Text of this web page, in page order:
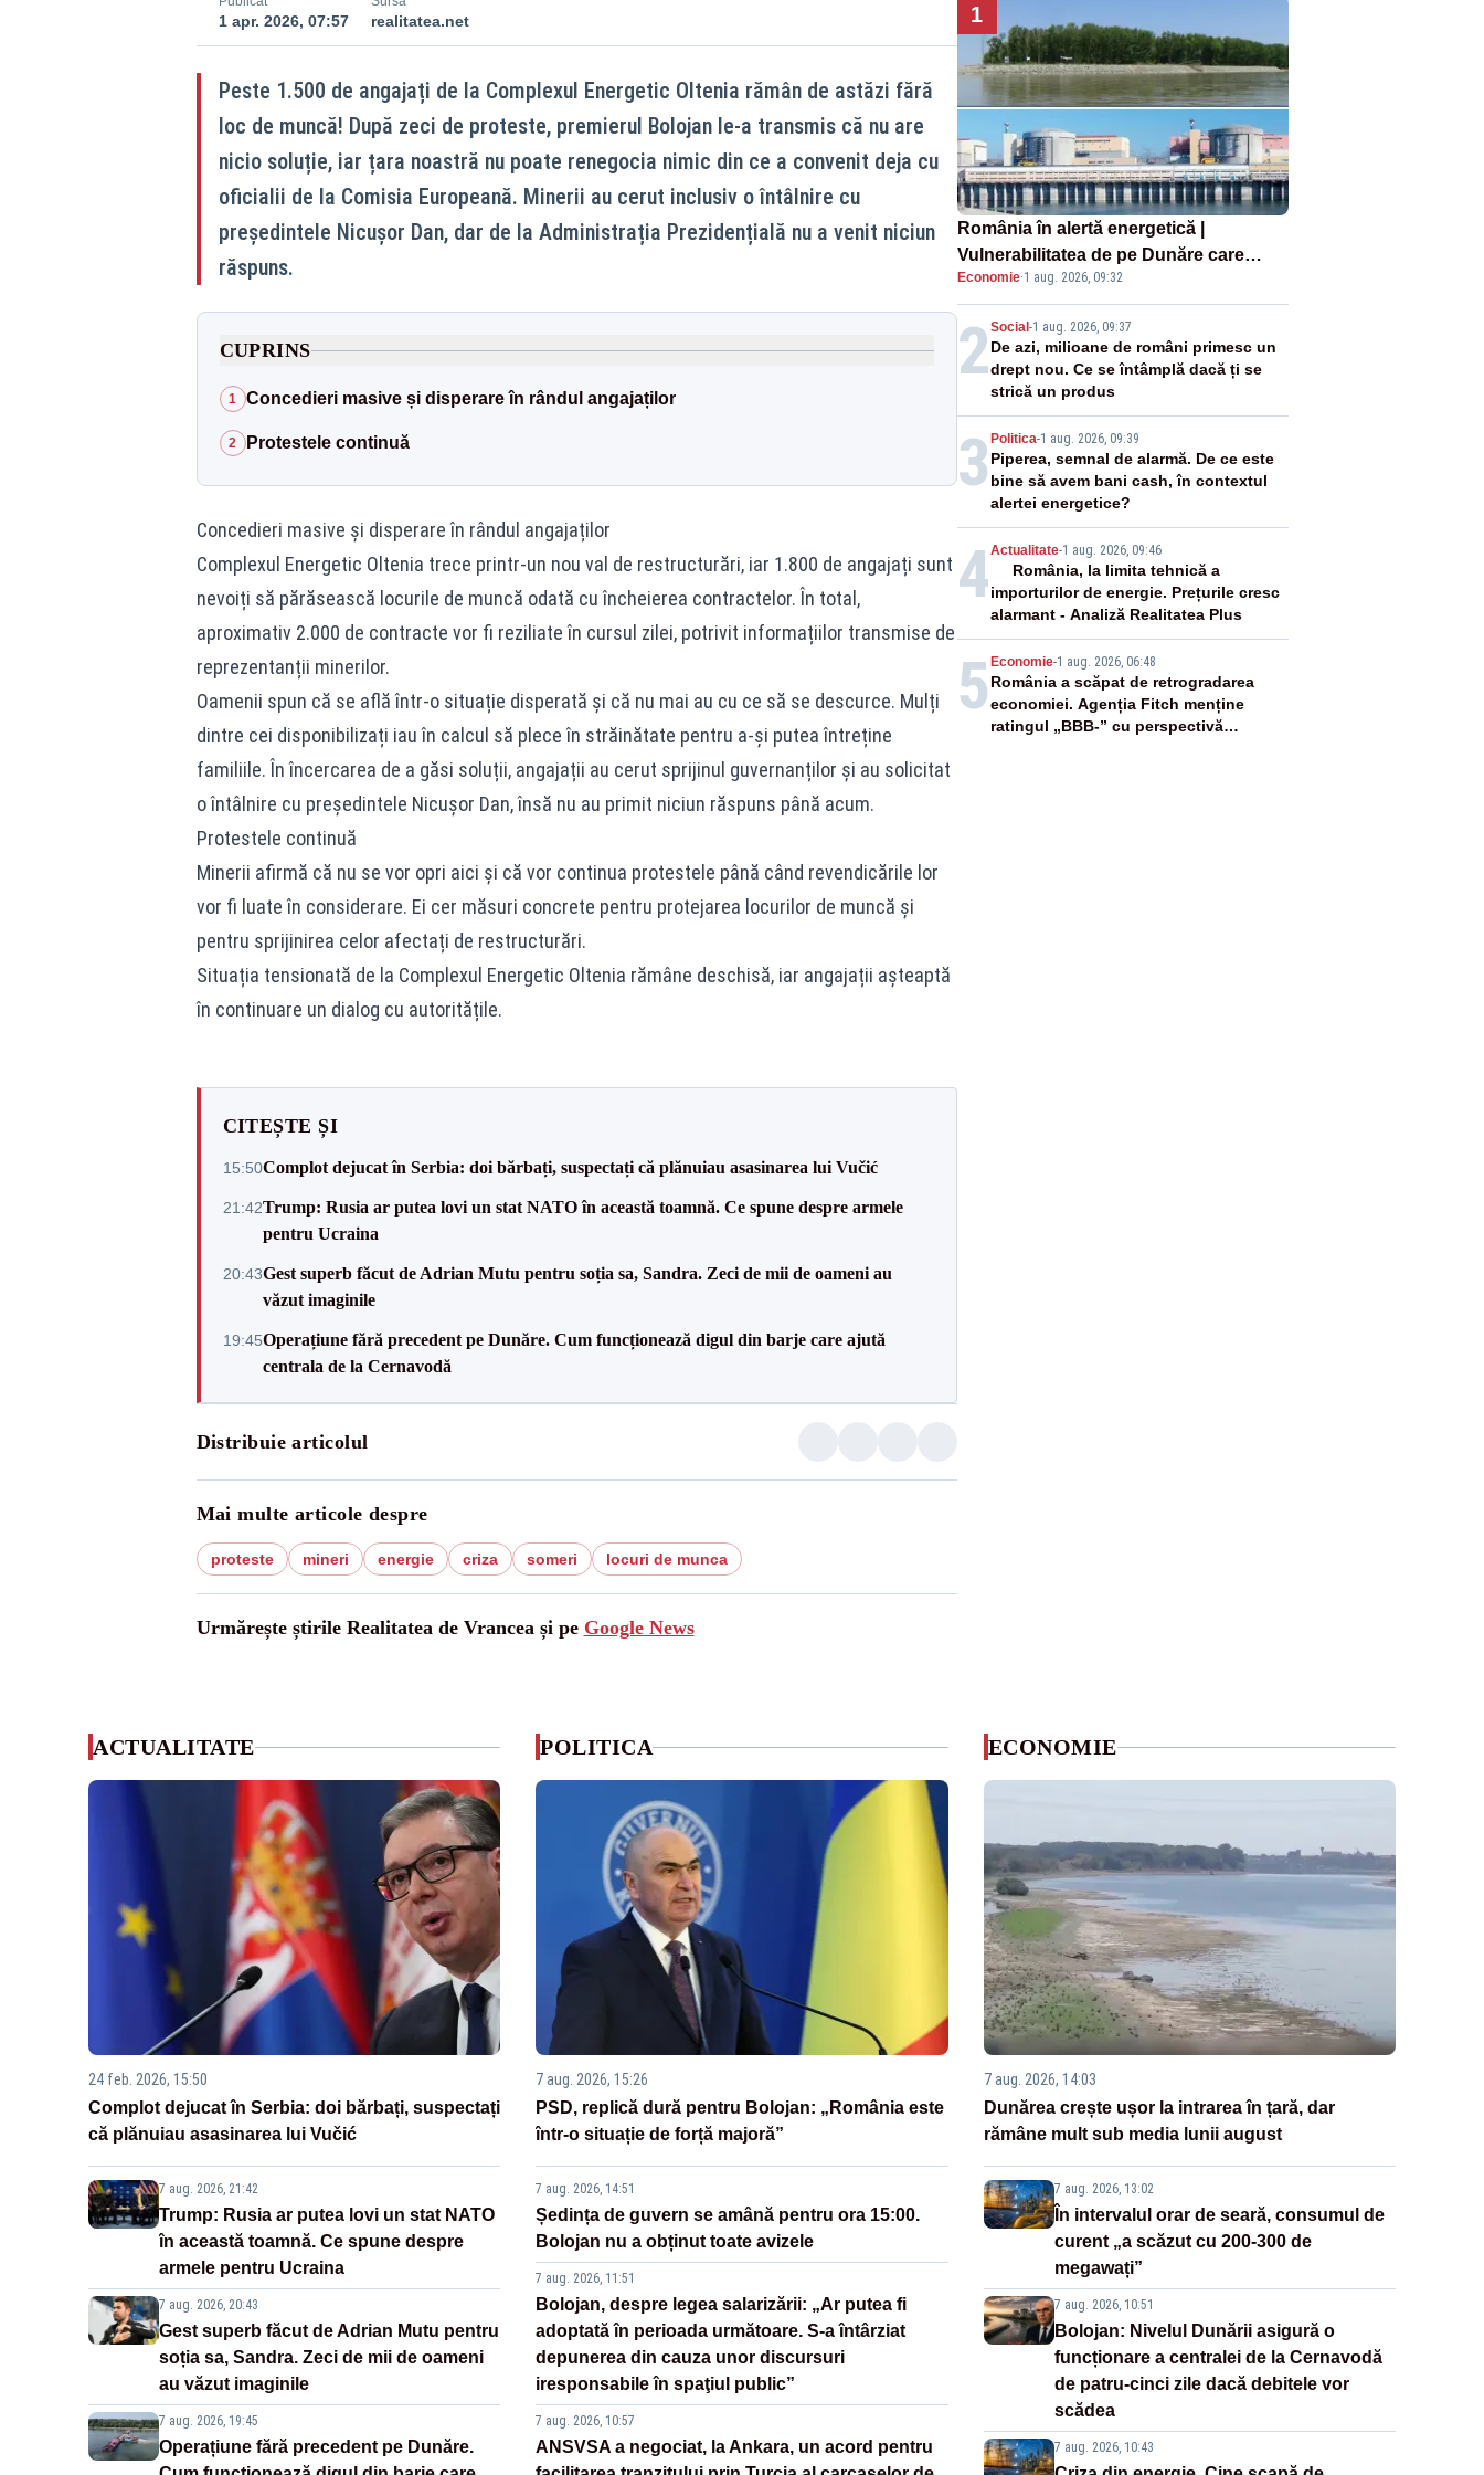
1 apr. 2026, 07:57 realitatea.net
Peste 1.500 de angajați de la Complexul Energetic Oltenia rămân de astăzi fără
loc de muncă! După zeci de proteste, premierul Bolojan le-a transmis că nu are
nicio soluție, iar țara noastră nu poate renegocia nimic din ce a convenit deja cu
oficialii de la Comisia Europeană. Minerii au cerut inclusiv o întâlnire cu
președintele Nicușor Dan, dar de la Administrația Prezidențială nu a venit niciun
răspuns.
CUPRINS
1 Concedieri masive și disperare în rândul angajaților
2 Protestele continuă
Concedieri masive și disperare în rândul angajaților
Complexul Energetic Oltenia trece printr-un nou val de restructurări, iar 1.800 de angajați sunt
nevoiți să părăsească locurile de muncă odată cu încheierea contractelor. În total,
aproximativ 2.000 de contracte vor fi reziliate în cursul zilei, potrivit informațiilor transmise de
reprezentanții minerilor.
Oamenii spun că se află într-o situație disperată și că nu mai au cu ce să se descurce. Mulți
dintre cei disponibilizați iau în calcul să plece în străinătate pentru a-și putea întreține
familiile. În încercarea de a găsi soluții, angajații au cerut sprijinul guvernanților și au solicitat
o întâlnire cu președintele Nicușor Dan, însă nu au primit niciun răspuns până acum.
Protestele continuă
Minerii afirmă că nu se vor opri aici și că vor continua protestele până când revendicările lor
vor fi luate în considerare. Ei cer măsuri concrete pentru protejarea locurilor de muncă și
pentru sprijinirea celor afectați de restructurări.
Situația tensionată de la Complexul Energetic Oltenia rămâne deschisă, iar angajații așteaptă
în continuare un dialog cu autoritățile.
CITEȘTE ȘI
15:50Complot dejucat în Serbia: doi bărbați, suspectați că plănuiau asasinarea lui Vučić
21:42Trump: Rusia ar putea lovi un stat NATO în această toamnă. Ce spune despre armele
pentru Ucraina
20:43Gest superb făcut de Adrian Mutu pentru soția sa, Sandra. Zeci de mii de oameni au
văzut imaginile
19:45Operațiune fără precedent pe Dunăre. Cum funcționează digul din barje care ajută
centrala de la Cernavodă
Distribuie articolul
Mai multe articole despre
proteste mineri energie criza someri locuri de munca
Urmărește știrile Realitatea de Vrancea și pe Google News
1
România în alertă energetică |
Vulnerabilitatea de pe Dunăre care
pune în pericol Centrala Cernavodă era
cunoscută de pe vremea lui Ceaușescu
Economie·1 aug. 2026, 09:32
2Social -1 aug. 2026, 09:37
De azi, milioane de români primesc un
drept nou. Ce se întâmplă dacă ți se
strică un produs
3 Politica-1 aug. 2026, 09:39
Piperea, semnal de alarmă. De ce este
bine să avem bani cash, în contextul
alertei energetice?
4Actualitate-1 aug. 2026, 09:46
România, la limita tehnică a
importurilor de energie. Prețurile cresc
alarmant - Analiză Realitatea Plus
5 Economie-1 aug. 2026, 06:48
România a scăpat de retrogradarea
economiei. Agenția Fitch menține
ratingul „BBB-” cu perspectivă
ACTUALITATE
24 feb. 2026, 15:50
Complot dejucat în Serbia: doi bărbați, suspectați
că plănuiau asasinarea lui Vučić
7 aug. 2026, 21:42
Trump: Rusia ar putea lovi un stat NATO
în această toamnă. Ce spune despre
armele pentru Ucraina
7 aug. 2026, 20:43
Gest superb făcut de Adrian Mutu pentru
soția sa, Sandra. Zeci de mii de oameni
au văzut imaginile
7 aug. 2026, 19:45
Operațiune fără precedent pe Dunăre.
POLITICA
7 aug. 2026, 15:26
PSD, replică dură pentru Bolojan: „România este
într-o situație de forță majoră”
7 aug. 2026, 14:51
Ședința de guvern se amână pentru ora 15:00.
Bolojan nu a obținut toate avizele
7 aug. 2026, 11:51
Bolojan, despre legea salarizării: „Ar putea fi
adoptată în perioada următoare. S-a întârziat
depunerea din cauza unor discursuri
iresponsabile în spaţiul public”
7 aug. 2026, 10:57
ANSVSA a negociat, la Ankara, un acord pentru
ECONOMIE
7 aug. 2026, 14:03
Dunărea crește ușor la intrarea în țară, dar
rămâne mult sub media lunii august
7 aug. 2026, 13:02
În intervalul orar de seară, consumul de
curent „a scăzut cu 200-300 de
megawați”
7 aug. 2026, 10:51
Bolojan: Nivelul Dunării asigură o
funcționare a centralei de la Cernavodă
de patru-cinci zile dacă debitele vor
scădea
7 aug. 2026, 10:43